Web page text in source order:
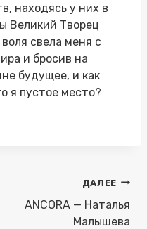
находясь у них в
Великий Творец
свела меня с
и бросив на
будущее, и как
я пустое место?
ДАЛЕЕ
ANCORA — Наталья
Малышева